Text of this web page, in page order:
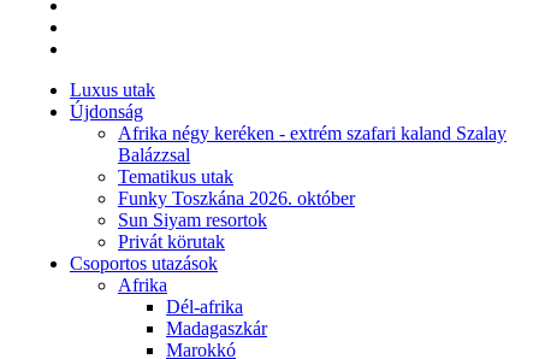
Luxus utak
Újdonság
Afrika négy keréken - extrém szafari kaland Szalay
Balázzsal
Tematikus utak
Funky Toszkána 2026. október
Sun Siyam resortok
Privát körutak
Csoportos utazások
Afrika
Dél-afrika
Madagaszkár
Marokkó